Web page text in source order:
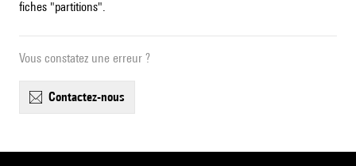
fiches "partitions".
Vous constatez une erreur ?
contactez-nous